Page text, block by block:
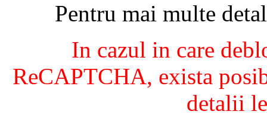
Pentru mai multe
In cazul in care
ReCAPTCHA, exista
detalii